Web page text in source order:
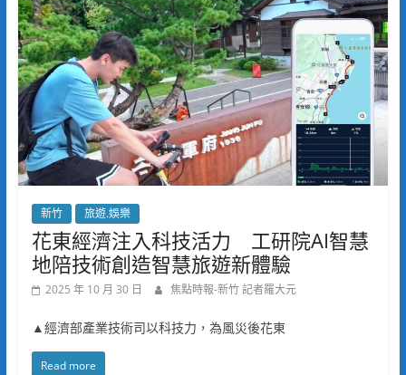
新竹 旅遊.娛樂
花東經濟注入科技活力 工研院AI智慧
地陪技術創造智慧旅遊新體驗
2025 年 10 月 30 日 焦點時報-新竹 記者羅大元
▲經濟部產業技術司以科技力，為風災後花東
Read more